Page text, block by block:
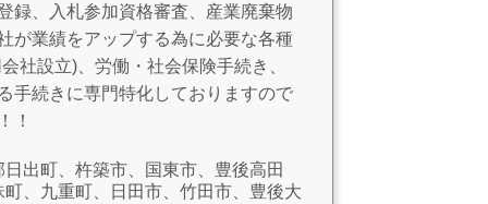
録、入札参加資格審査、産業廃棄物
が業績をアップする為に必要な各種
設立)、労働・社会保険手続き、
手続きに専門特化しておりますので
！
出町、杵築市、国東市、豊後高田
、九重町、日田市、竹田市、豊後大